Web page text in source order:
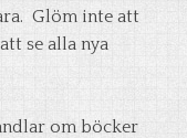
Glöm inte att
se alla nya
om böcker